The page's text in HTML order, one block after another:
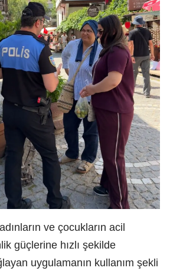
ve çocukların acil
güçlerine hızlı şekilde
uygulamanın kullanım şekli